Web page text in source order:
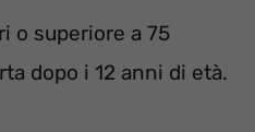
o superiore a 75
dopo i 12 anni di età.